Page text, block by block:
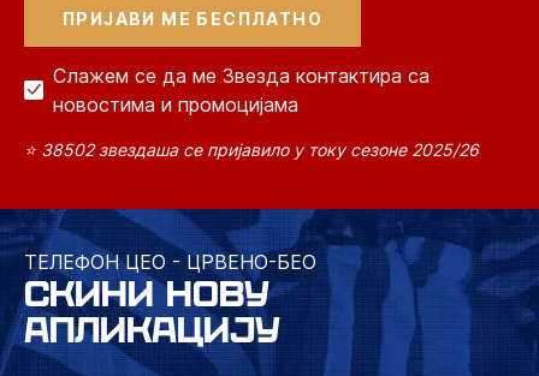
Слажем се да ме Звезда контактира са
новостима и промоцијама
⭐ 38502 звездаша се пријавило у току сезоне 2025/26
ТЕЛЕФОН ЦЕО - ЦРВЕНО-БЕО
СКИНИ НОВУ
АПЛИКАЦИЈУ